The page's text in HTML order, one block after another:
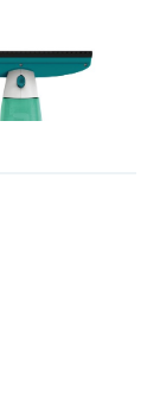
ferestre
Leifheit,
alb/verde